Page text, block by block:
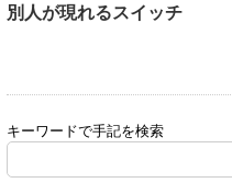
別人が現れるスイッチ
キーワードで手記を検索